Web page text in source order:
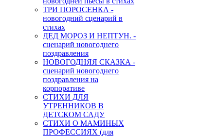
ТРИ ПОРОСЕНКА -
новогодний сценарий в
стихах
ДЕД МОРОЗ И НЕПТУН. -
сценарий новогоднего
поздравления
НОВОГОДНЯЯ СКАЗКА -
сценарий новогоднего
поздравления на
корпоративе
СТИХИ ДЛЯ
УТРЕННИКОВ В
ДЕТСКОМ САДУ
СТИХИ О МАМИНЫХ
ПРОФЕССИЯХ (для